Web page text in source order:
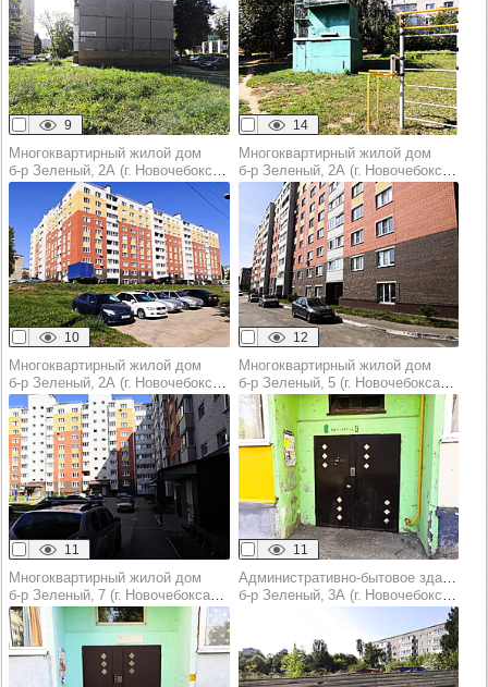
9 14
Многоквартирный жилой дом
б‑р Зеленый, 2А (г. Новочебоксарск)
10
Многоквартирный жилой дом
б‑р Зеленый, 2А (г. Новочебоксарск)
12
Многоквартирный жилой дом
б‑р Зеленый, 2А (г. Новочебоксарск)
11
Многоквартирный жилой дом
б‑р Зеленый, 5 (г. Новочебоксарск)
11
Многоквартирный жилой дом
б‑р Зеленый, 7 (г. Новочебоксарск)
Административно-бытовое здание
б‑р Зеленый, 3А (г. Новочебоксарск)